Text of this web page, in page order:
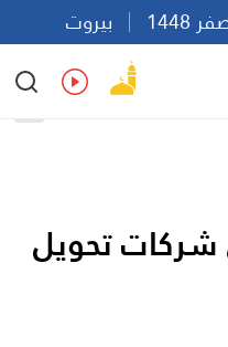
بيروت
Ar
شركات تحويل